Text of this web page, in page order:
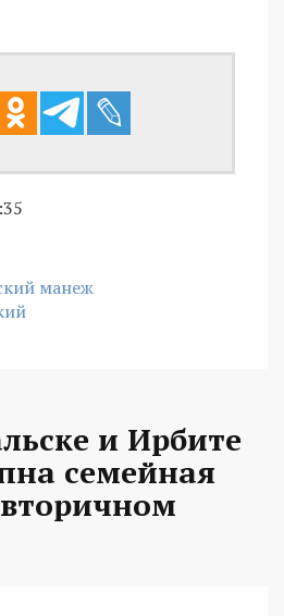
манеж
и Ирбите
семейная